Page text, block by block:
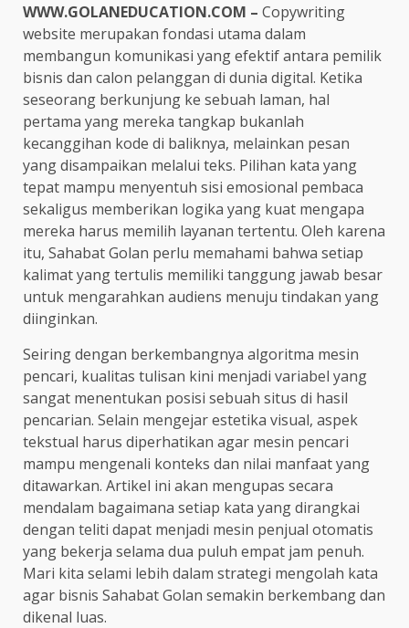
WWW.GOLANEDUCATION.COM – Copywriting
website merupakan fondasi utama dalam
membangun komunikasi yang efektif antara pemilik
bisnis dan calon pelanggan di dunia digital. Ketika
seseorang berkunjung ke sebuah laman, hal
pertama yang mereka tangkap bukanlah
kecanggihan kode di baliknya, melainkan pesan
yang disampaikan melalui teks. Pilihan kata yang
tepat mampu menyentuh sisi emosional pembaca
sekaligus memberikan logika yang kuat mengapa
mereka harus memilih layanan tertentu. Oleh karena
itu, Sahabat Golan perlu memahami bahwa setiap
kalimat yang tertulis memiliki tanggung jawab besar
untuk mengarahkan audiens menuju tindakan yang
diinginkan.
Seiring dengan berkembangnya algoritma mesin
pencari, kualitas tulisan kini menjadi variabel yang
sangat menentukan posisi sebuah situs di hasil
pencarian. Selain mengejar estetika visual, aspek
tekstual harus diperhatikan agar mesin pencari
mampu mengenali konteks dan nilai manfaat yang
ditawarkan. Artikel ini akan mengupas secara
mendalam bagaimana setiap kata yang dirangkai
dengan teliti dapat menjadi mesin penjual otomatis
yang bekerja selama dua puluh empat jam penuh.
Mari kita selami lebih dalam strategi mengolah kata
agar bisnis Sahabat Golan semakin berkembang dan
dikenal luas.